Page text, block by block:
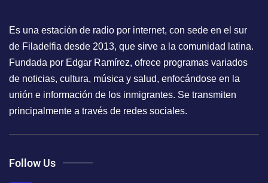
Es una estación de radio por internet, con sede en el sur
de Filadelfia desde 2013, que sirve a la comunidad latina.
Fundada por Edgar Ramírez, ofrece programas variados
de noticias, cultura, música y salud, enfocándose en la
unión e información de los inmigrantes. Se transmiten
principalmente a través de redes sociales.
Follow Us